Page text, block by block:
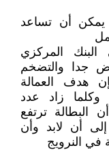
يمكن أن تساعد
المركزي
جدا والتضخم
هدف العمالة
وكلما زاد عدد
البطالة ترتفع
أن لابد وأن
في النرويج